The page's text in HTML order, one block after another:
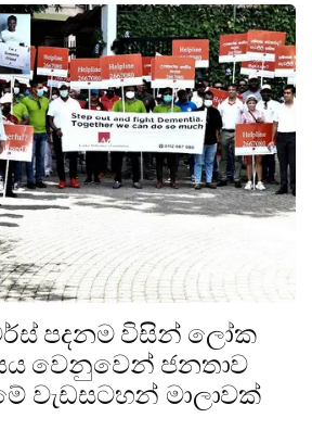
පදනම විසින් ලෝක
වෙනුවෙන් ජනතාව
වැඩසටහන් මාලාවක්